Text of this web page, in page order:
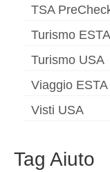
TSA
Turismo ESTA
Turismo USA
Viaggio
Visti USA
Tag Aiuto